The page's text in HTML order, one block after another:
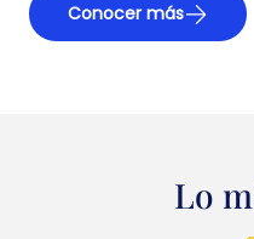
Conocer más
Lo